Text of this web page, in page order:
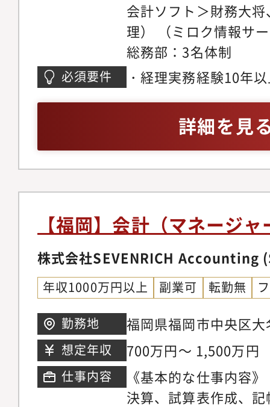
会計ソフト＞財務大
理） （ミロク情報サ
総務部：3名体制
必須要件
・経理実務経験10年
労務関係の知識のあ
詳細を見
【福岡】会計（マネージ
株式会社SEVENRICH Accounting
年収1000万円以上 副業可 転勤無
勤務地 福岡県福岡市中央区
想定年収 700万円～ 1,500万円
仕事内容
《基本的な仕事内容
決算、試算表作成、